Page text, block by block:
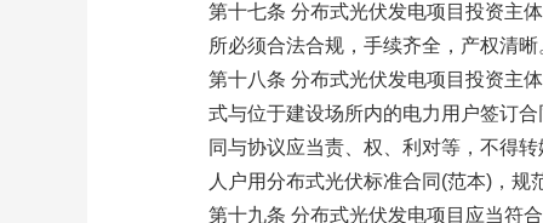
第十七条 分布式光伏发电项目投资主
所必须合法合规，手续齐全，产权清晰
第十八条 分布式光伏发电项目投资主
式与位于建设场所内的电力用户签订
同与协议应当责、权、利对等，不得
人户用分布式光伏标准合同(范本)，规
第十九条 分布式光伏发电项目应当符